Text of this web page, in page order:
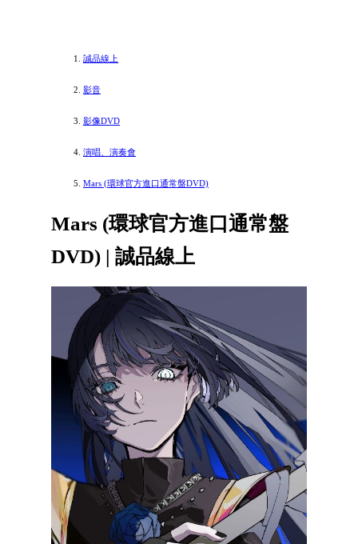
誠品線上
影音
影像DVD
演唱、演奏會
Mars (環球官方進口通常盤DVD)
Mars (環球官方進口通常盤
DVD) | 誠品線上